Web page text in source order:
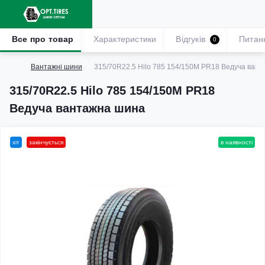
Вантажні шини 315/70R22.5 Hilo 785 154/150M PR18 Ведуча
315/70R22.5 Hilo 785 154/150M PR18
Ведуча вантажна шина
Все про товар Характеристики Відгуків 0
хіт закінчується в наявності